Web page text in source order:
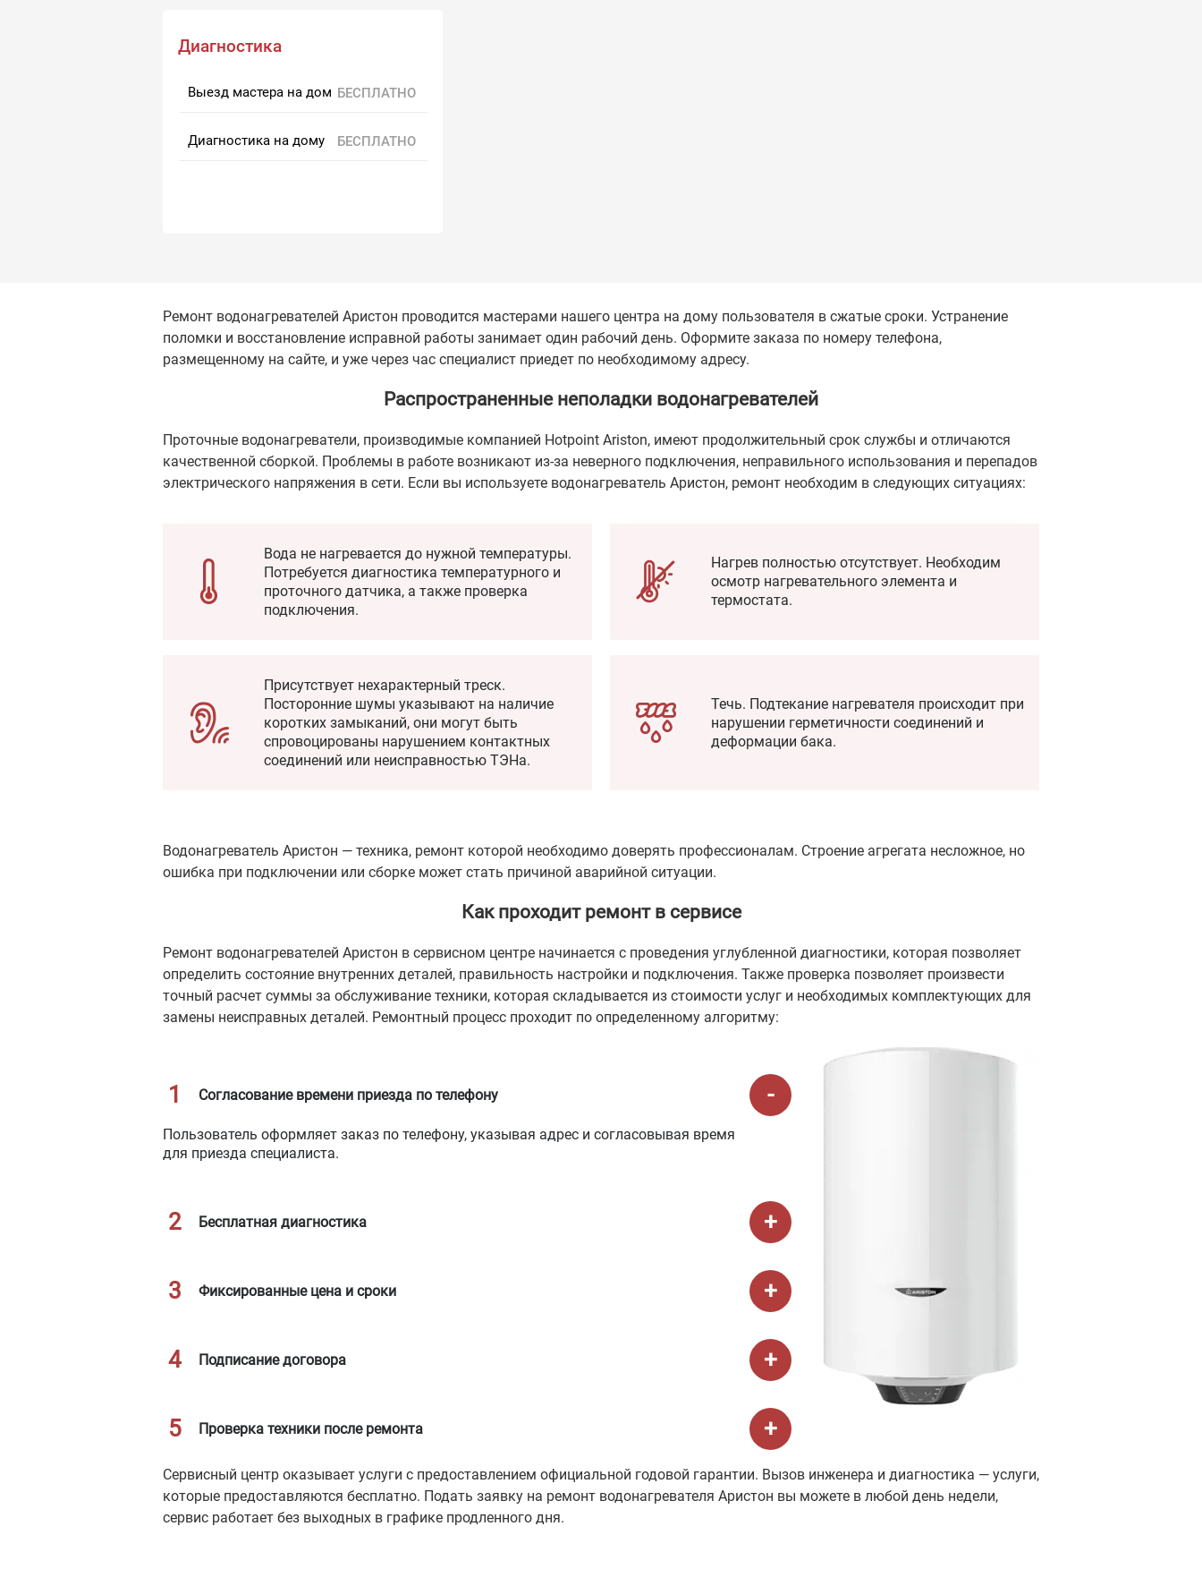
Диагностика
Выезд мастера на дом БЕСПЛАТНО
Диагностика на дому БЕСПЛАТНО
Ремонт водонагревателей Аристон проводится мастерами нашего центра на дому пользователя в сжатые сроки. Устранение
поломки и восстановление исправной работы занимает один рабочий день. Оформите заказа по номеру телефона,
размещенному на сайте, и уже через час специалист приедет по необходимому адресу.
Распространенные неполадки водонагревателей
Проточные водонагреватели, производимые компанией Hotpoint Ariston, имеют продолжительный срок службы и отличаются
качественной сборкой. Проблемы в работе возникают из-за неверного подключения, неправильного использования и перепадов
электрического напряжения в сети. Если вы используете водонагреватель Аристон, ремонт необходим в следующих ситуациях:
Вода не нагревается до нужной температуры.
Потребуется диагностика температурного и
проточного датчика, а также проверка
подключения.
Нагрев полностью отсутствует. Необходим
осмотр нагревательного элемента и
термостата.
Присутствует нехарактерный треск.
Посторонние шумы указывают на наличие
коротких замыканий, они могут быть
спровоцированы нарушением контактных
соединений или неисправностью ТЭНа.
Течь. Подтекание нагревателя происходит при
нарушении герметичности соединений и
деформации бака.
Водонагреватель Аристон — техника, ремонт которой необходимо доверять профессионалам. Строение агрегата несложное, но
ошибка при подключении или сборке может стать причиной аварийной ситуации.
Как проходит ремонт в сервисе
Ремонт водонагревателей Аристон в сервисном центре начинается с проведения углубленной диагностики, которая позволяет
определить состояние внутренних деталей, правильность настройки и подключения. Также проверка позволяет произвести
точный расчет суммы за обслуживание техники, которая складывается из стоимости услуг и необходимых комплектующих для
замены неисправных деталей. Ремонтный процесс проходит по определенному алгоритму:
Согласование времени приезда по телефону
Пользователь оформляет заказ по телефону, указывая адрес и согласовывая время
для приезда специалиста.
Бесплатная диагностика
Фиксированные цена и сроки
Подписание договора
Проверка техники после ремонта
Сервисный центр оказывает услуги с предоставлением официальной годовой гарантии. Вызов инженера и диагностика — услуги,
которые предоставляются бесплатно. Подать заявку на ремонт водонагревателя Аристон вы можете в любой день недели,
сервис работает без выходных в графике продленного дня.